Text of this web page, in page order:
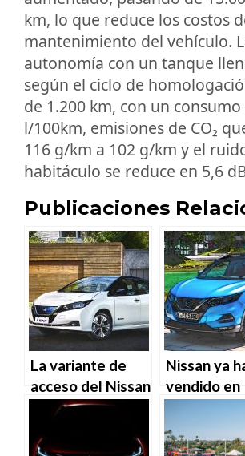
km, lo que reduce los costos
mantenimiento del vehículo.
autonomía con un tanque
según el ciclo de
de 1.200 km, con un consumo
l/100km, emisiones de CO₂
116 g/km a 102 g/km y el
habitáculo se reduce en 5,6
Publicaciones
La variante de
acceso del Nissan
Leaf ya está
España
Nissan ya
vendido en
España
430.000